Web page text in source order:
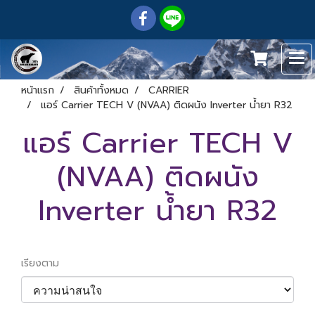
หน้าแรก สินค้าทั้งหมด
CARRIER
แอร์ Carrier TECH V (NVAA) ติดผนัง Inverter น้ำยา R32
แอร์ Carrier TECH V
(NVAA) ติดผนัง
Inverter น้ำยา R32
เรียงตาม